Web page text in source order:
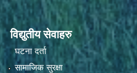
विद्युतीय सेवाहरु
घटना दर्ता
सामाजिक सुरक्षा